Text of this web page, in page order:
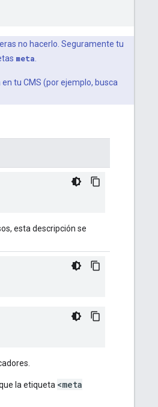
no hacerlo. Seguramente tu
meta
en tu CMS (por ejemplo, busca
esta descripción se
la etiqueta <meta